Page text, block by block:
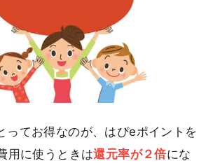
ってお得なのが、はぴeポイントを
用に使うときは還元率が２倍にな